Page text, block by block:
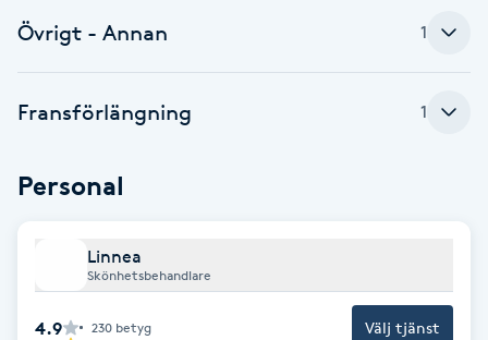
Color correction
Cryoterapi
Damklippning
Dermapen
Diamantslipning
Övrigt - Annan 1
Fransförlängning 1
Personal
Linnea
Skönhetsbehandlare
4.9 230 betyg Välj tjänst